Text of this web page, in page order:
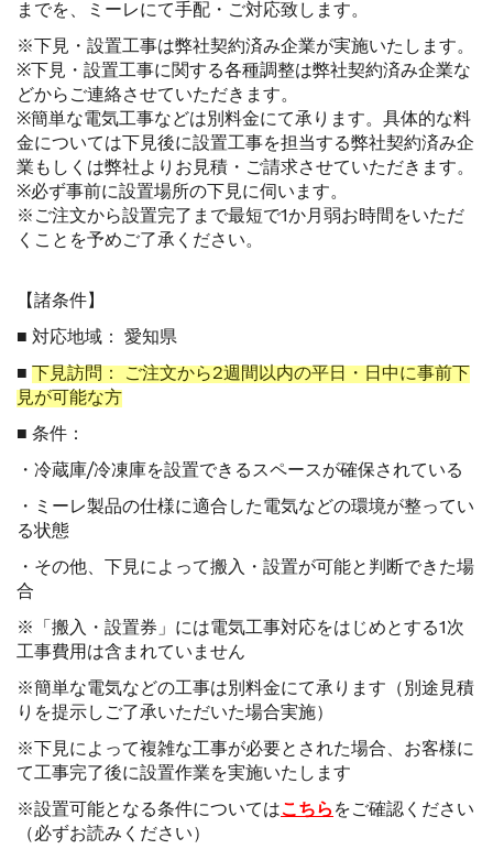
までを、ミーレにて手配・ご対応致します。
※下見・設置工事は弊社契約済み企業が実施いたします。
※下見・設置工事に関する各種調整は弊社契約済み企業な
どからご連絡させていただきます。
※簡単な電気工事などは別料金にて承ります。具体的な料
金については下見後に設置工事を担当する弊社契約済み企
業もしくは弊社よりお見積・ご請求させていただきます。
※必ず事前に設置場所の下見に伺います。
※ご注文から設置完了まで最短で1か月弱お時間をいただ
くことを予めご了承ください。
【諸条件】
■ 対応地域： 愛知県
■
下見訪問： ご注文から2週間以内の平日・日中に事前下
見が可能な方
■ 条件：
・冷蔵庫/冷凍庫を設置できるスペースが確保されている
・ミーレ製品の仕様に適合した電気などの環境が整ってい
る状態
・その他、下見によって搬入・設置が可能と判断できた場
合
※「搬入・設置券」には電気工事対応をはじめとする1次
工事費用は含まれていません
※簡単な電気などの工事は別料金にて承ります（別途見積
りを提示しご了承いただいた場合実施）
※下見によって複雑な工事が必要とされた場合、お客様に
て工事完了後に設置作業を実施いたします
※設置可能となる条件についてはこちら をご確認ください
（必ずお読みください）